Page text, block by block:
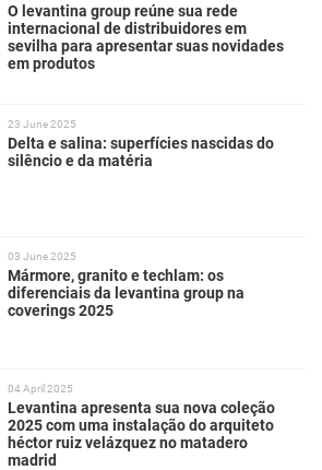
O levantina group reúne sua rede
internacional de distribuidores em
sevilha para apresentar suas novidades
em produtos
23 June 2025
Delta e salina: superfícies nascidas do
silêncio e da matéria
03 June 2025
Mármore, granito e techlam: os
diferenciais da levantina group na
coverings 2025
04 April 2025
Levantina apresenta sua nova coleção
2025 com uma instalação do arquiteto
héctor ruiz velázquez no matadero
madrid